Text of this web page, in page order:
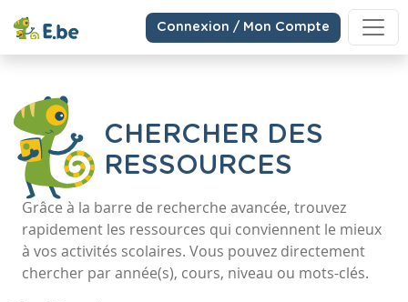
Connexion / Mon Compte
CHERCHER DES
RESSOURCES
Grâce à la barre de recherche avancée, trouvez
rapidement les ressources qui conviennent le mieux
à vos activités scolaires. Vous pouvez directement
chercher par année(s), cours, niveau ou mots-clés.